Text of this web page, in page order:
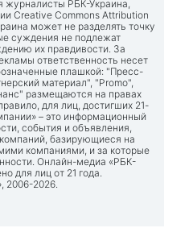
журналисты РБК-Украина,
Creative Commons Attribution
может не разделять точку
суждения не подлежат
их правдивости. За
ответственность несет
плашкой: "Пресс-
материал", "Promo",
размещаются на правах
для лиц, достигших 21-
– это информационный
события и объявления,
базирующиеся на
компаниями, и за которые
Онлайн-медиа «РБК-
для лиц от 21 года.
2006-2026.